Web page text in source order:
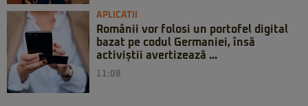
APLICATII
Românii vor folosi un portofel digital
bazat pe codul Germaniei, însă
activiștii avertizează ...
11:08